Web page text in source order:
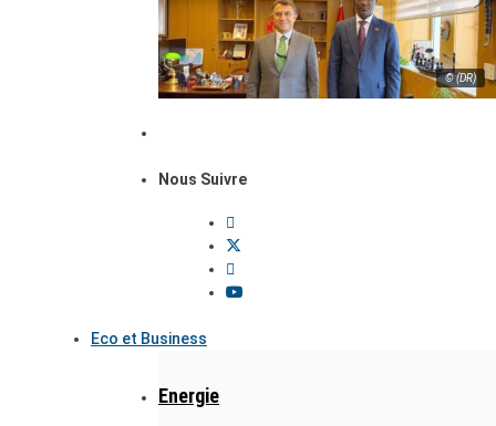
© (DR)
Nous Suivre
Eco et Business
Energie